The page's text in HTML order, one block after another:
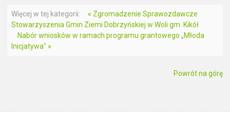
Więcej w tej kategorii:
« Zgromadzenie Sprawozdawcze
Stowarzyszenia Gmin Ziemi Dobrzyńskiej w Woli gm. Kikół
Nabór wniosków w ramach programu grantowego „Młoda
Inicjatywa" »
Powrót na górę